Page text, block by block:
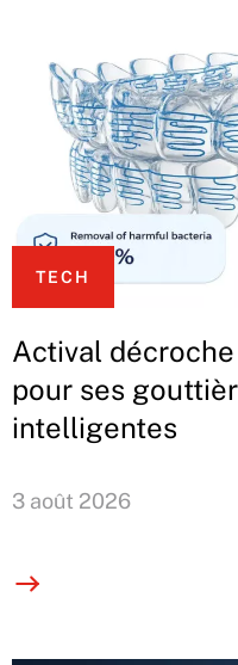
TECH
Actival
pour ses
intelligentes
3 août 2026